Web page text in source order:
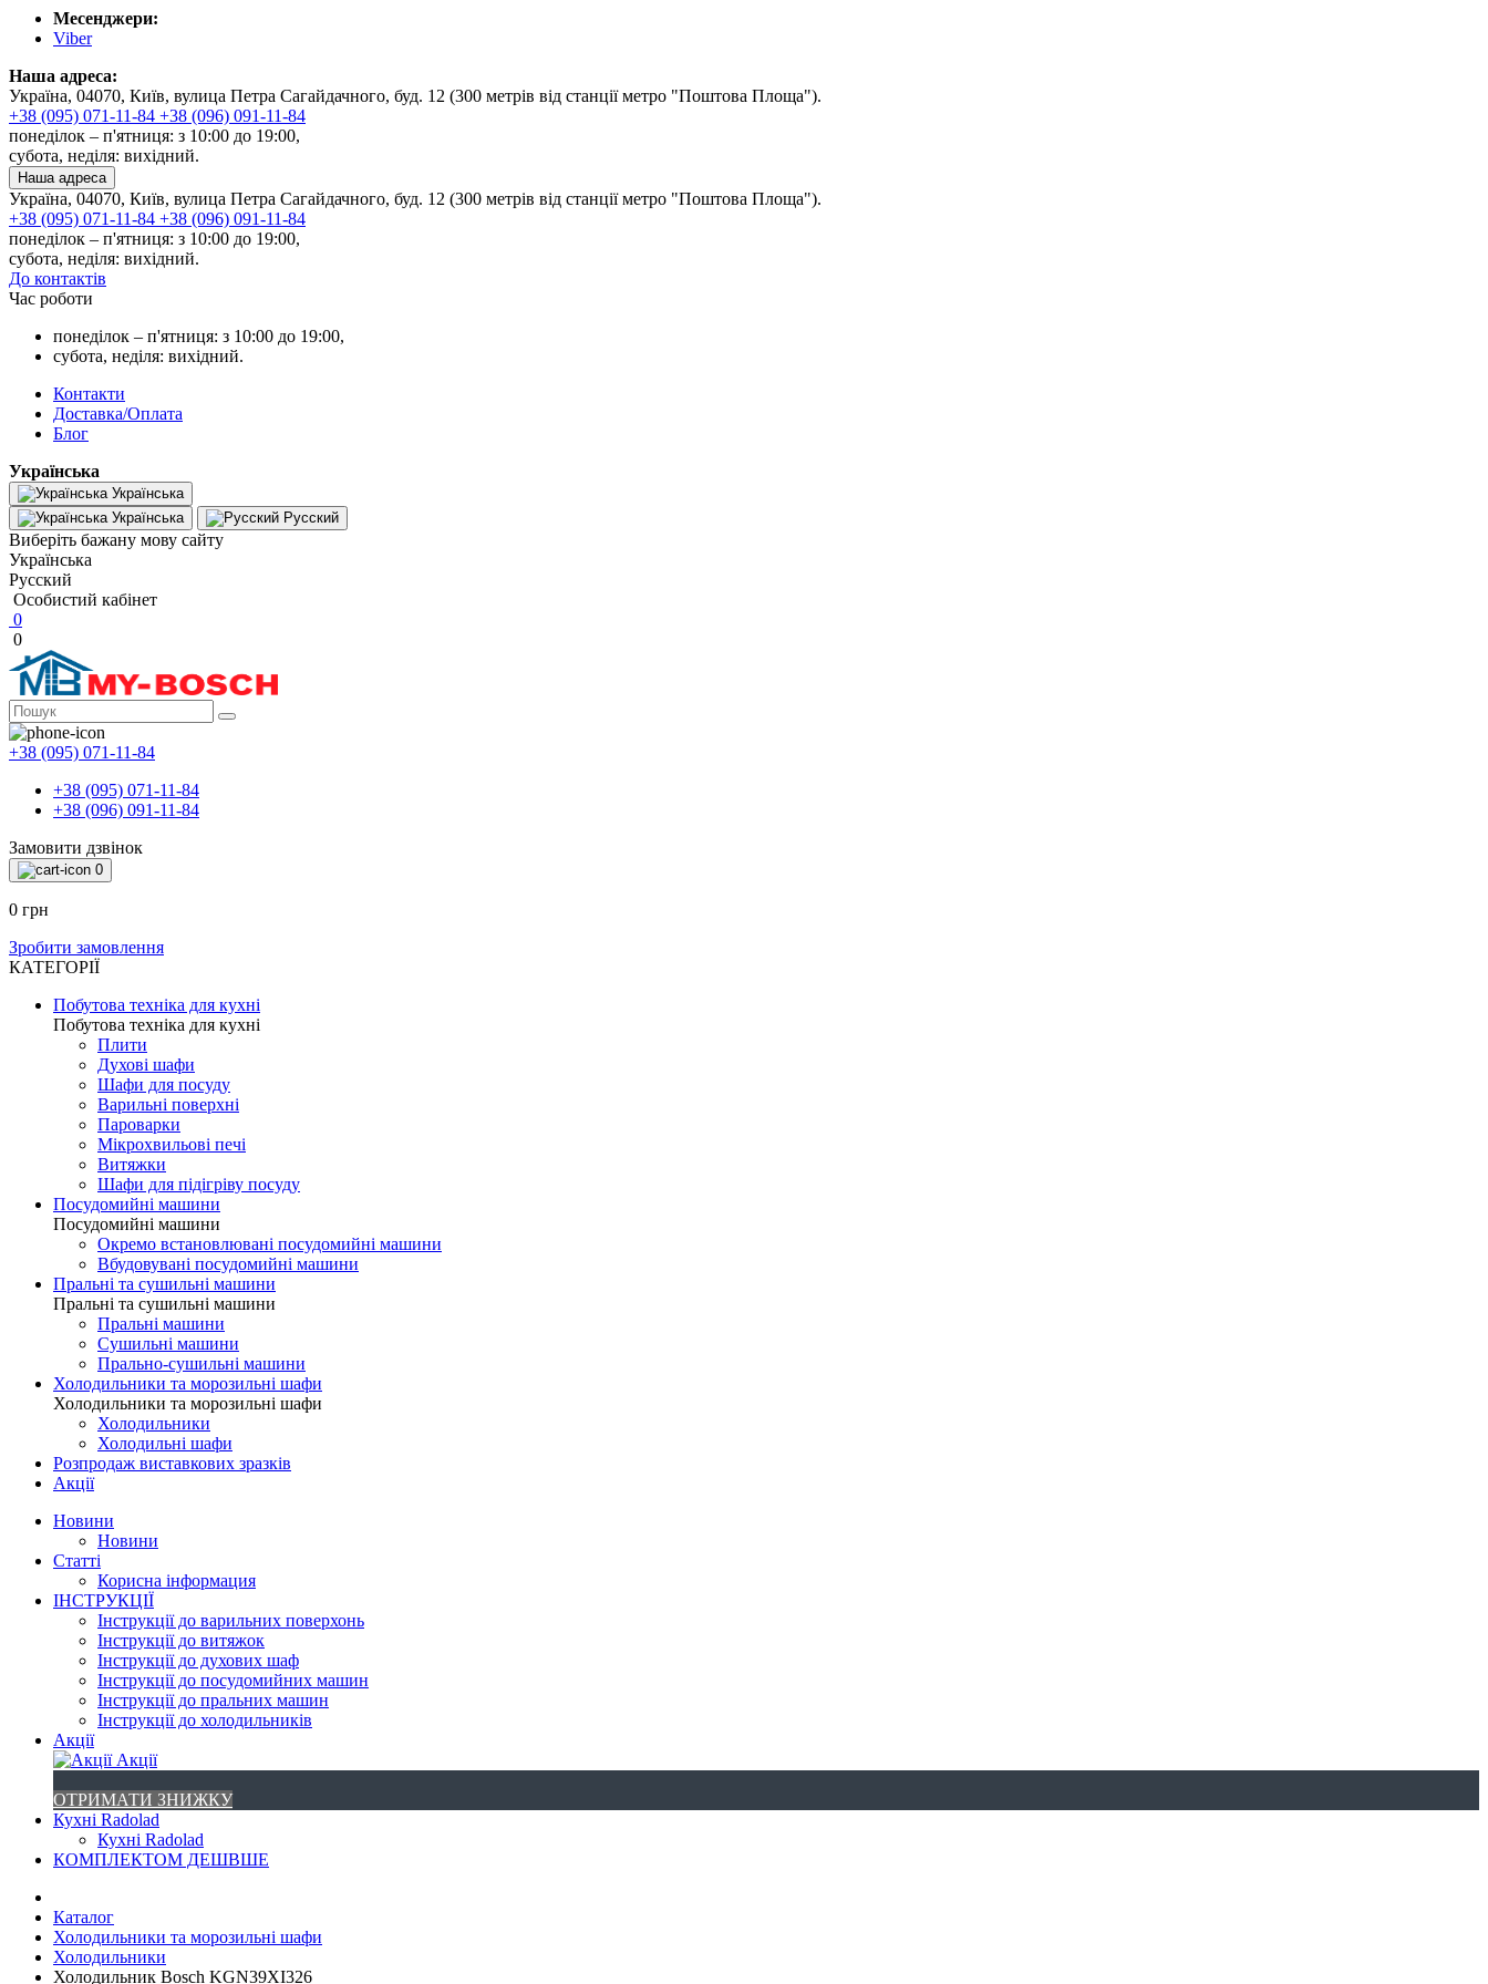
Месенджери:
Viber
Наша адреса:
Україна, 04070, Київ, вулица Петра Сагайдачного, буд. 12 (300 метрів від станції метро "Поштова Площа").
+38 (095) 071-11-84 +38 (096) 091-11-84
понеділок – п'ятниця: з 10:00 до 19:00,
субота, неділя: вихідний.
Наша адреса
Україна, 04070, Київ, вулица Петра Сагайдачного, буд. 12 (300 метрів від станції метро "Поштова Площа").
+38 (095) 071-11-84 +38 (096) 091-11-84
понеділок – п'ятниця: з 10:00 до 19:00,
субота, неділя: вихідний.
До контактів
Час роботи
понеділок – п'ятниця: з 10:00 до 19:00,
субота, неділя: вихідний.
Контакти
Доставка/Оплата
Блог
Українська
Українська
Українська
Русский
Виберіть бажану мову сайту
Українська
Русский
Особистий кабінет
0
0
+38 (095) 071-11-84
+38 (095) 071-11-84
+38 (096) 091-11-84
Замовити дзвінок
0
0 грн
Зробити замовлення
КАТЕГОРІЇ
Побутова техніка для кухні
Побутова техніка для кухні
Плити
Духові шафи
Шафи для посуду
Варильні поверхні
Пароварки
Мікрохвильові печі
Витяжки
Шафи для підігріву посуду
Посудомийні машини
Посудомийні машини
Окремо встановлювані посудомийні машини
Вбудовувані посудомийні машини
Пральні та сушильні машини
Пральні та сушильні машини
Пральні машини
Сушильні машини
Прально-сушильні машини
Холодильники та морозильні шафи
Холодильники та морозильні шафи
Холодильники
Холодильні шафи
Розпродаж виставкових зразків
Акції
Новини
Новини
Статті
Корисна інформация
ІНСТРУКЦІЇ
Інструкції до варильних поверхонь
Інструкції до витяжок
Інструкції до духових шаф
Інструкції до посудомийних машин
Інструкції до пральних машин
Інструкції до холодильників
Акції
Акції
ОТРИМАТИ ЗНИЖКУ
Кухні Radolad
Кухні Radolad
КОМПЛЕКТОМ ДЕШВШЕ
Каталог
Холодильники та морозильні шафи
Холодильники
Холодильник Bosch KGN39XI326